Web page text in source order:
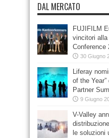
DAL MERCATO
FUJIFILM
vincitori alla
Conference
30 Giugno
Liferay
of the
Partner
9 Giugno
V-Valley
le soluzioni